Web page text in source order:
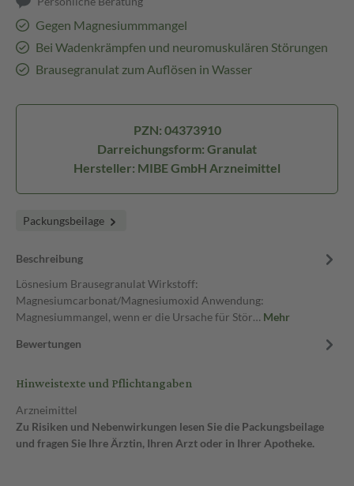
Gegen Magnesiummmangel
Bei Wadenkrämpfen und neuromuskulären Störungen
Brausegranulat zum Auflösen in Wasser
PZN: 04373910
Darreichungsform: Granulat
Hersteller: MIBE GmbH Arzneimittel
Packungsbeilage
Beschreibung
Lösnesium Brausegranulat Wirkstoff:
Magnesiumcarbonat/Magnesiumoxid Anwendung:
Magnesiummangel, wenn er die Ursache für Stör… Mehr
Bewertungen
Hinweistexte und Pflichtangaben
Arzneimittel
Zu Risiken und Nebenwirkungen lesen Sie die Packungsbeilage
und fragen Sie Ihre Ärztin, Ihren Arzt oder in Ihrer Apotheke.